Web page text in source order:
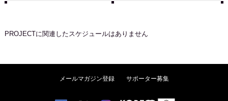
PROJECTに関連したスケジュールはありません
メールマガジン登録 サポーター募集